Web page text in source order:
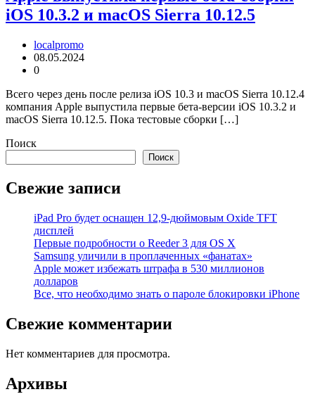
iOS 10.3.2 и macOS Sierra 10.12.5
localpromo
08.05.2024
0
Всего через день после релиза iOS 10.3 и macOS Sierra 10.12.4
компания Apple выпустила первые бета-версии iOS 10.3.2 и
macOS Sierra 10.12.5. Пока тестовые сборки […]
Поиск
Поиск
Свежие записи
iPad Pro будет оснащен 12,9-дюймовым Oxide TFT
дисплей
Первые подробности о Reeder 3 для OS X
Samsung уличили в проплаченных «фанатах»
Apple может избежать штрафа в 530 миллионов
долларов
Все, что необходимо знать о пароле блокировки iPhone
Свежие комментарии
Нет комментариев для просмотра.
Архивы